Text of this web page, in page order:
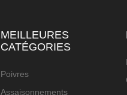
MEILLEURES
CATÉGORIES
Poivres
Assaisonnements